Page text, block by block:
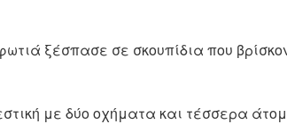
ξέσπασε σε σκουπίδια που
με δύο οχήματα και τέσσερα